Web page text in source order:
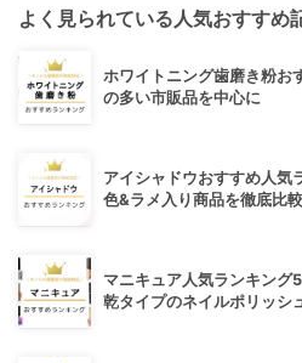
よく見られている人気おすすめ
ホワイトニング歯磨き粉お
の多い市販品を中心に
アイシャドウおすすめ人気
色&ラメ入り商品を徹底比較
マニキュア人気ランキング
乾タイプのネイルポリッシ